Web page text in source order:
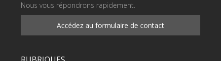
Nous vous répondrons rapidement.
Accédez au formulaire de contact